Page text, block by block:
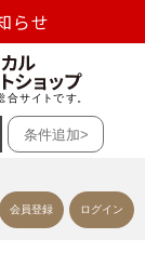
らせ
止のお知らせ
るお荷物のお
条件追加>
会員登録 ログイン